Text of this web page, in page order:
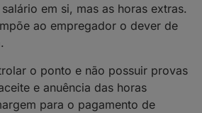
em si, mas as horas extras.
ao empregador o dever de
o ponto e não possuir provas
e anuência das horas
para o pagamento de